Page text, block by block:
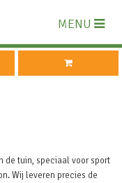
MENU
de tuin, speciaal voor sport
Wij leveren precies de